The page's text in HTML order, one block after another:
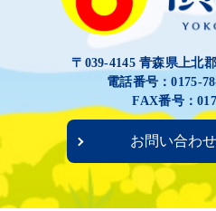
〒039-4145 青森県上北
電話番号：0175-
FAX番号：
お問い合わ